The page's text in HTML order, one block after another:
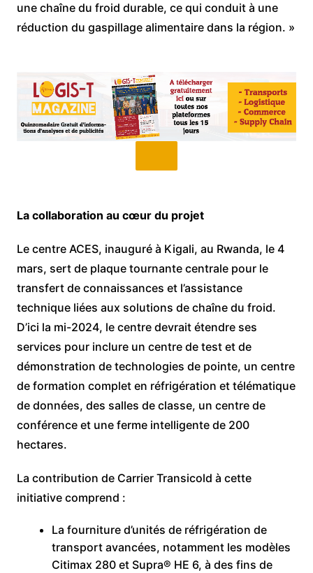
une chaîne du froid durable, ce qui conduit à une
réduction du gaspillage alimentaire dans la région. »
La collaboration au cœur du projet
Le centre ACES, inauguré à Kigali, au Rwanda, le 4
mars, sert de plaque tournante centrale pour le
transfert de connaissances et l’assistance
technique liées aux solutions de chaîne du froid.
D’ici la mi-2024, le centre devrait étendre ses
services pour inclure un centre de test et de
démonstration de technologies de pointe, un centre
de formation complet en réfrigération et télématique
de données, des salles de classe, un centre de
conférence et une ferme intelligente de 200
hectares.
La contribution de Carrier Transicold à cette
initiative comprend :
La fourniture d’unités de réfrigération de
transport avancées, notamment les modèles
Citimax 280 et Supra® HE 6, à des fins de